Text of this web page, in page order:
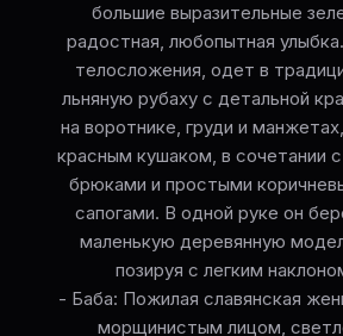
большие выразительные
радостная, любопытная
телосложения, одет в
льняную рубаху с детальной
на воротнике, груди и
красным кушаком, в сочетании
брюками и простыми
сапогами. В одной руке он
маленькую деревянную
позируя с легким
- Баба: Пожилая славянская
морщинистым лицом,